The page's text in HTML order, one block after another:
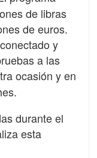
de libras
de euros.
y
a las
ocasión y en
durante el
esta